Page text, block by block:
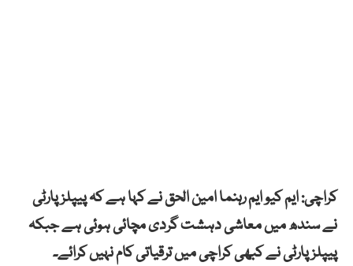
کراچی: ایم کیو ایم رہنما امین الحق نے کہا ہے کہ پیپلز پارٹی
نے سندھ میں معاشی دہشت گردی مچائی ہوئی ہے جبکہ
پیپلز پارٹی نے کبھی کراچی میں ترقیاتی کام نہیں کرائے۔